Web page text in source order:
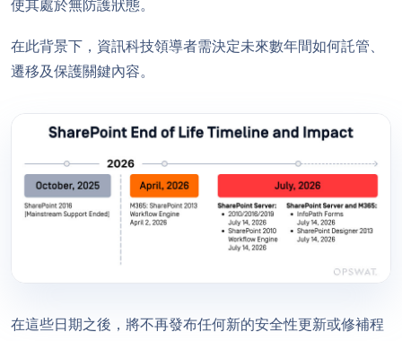
使其處於無防護狀態。
在此背景下，資訊科技領導者需決定未來數年間如何託管、
遷移及保護關鍵內容。
在這些日期之後，將不再發布任何新的安全性更新或修補程